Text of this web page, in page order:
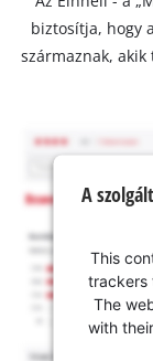
biztosítja, hogy
származnak,
A
This
trackers
The
with